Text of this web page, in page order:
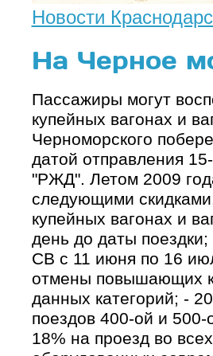
Новости
На Черное
Пассажиры могут
купейных вагонах и
Черноморского
датой отправления
"РЖД". Летом 2009
следующими
купейных вагонах и
день до даты
СВ с 11 июня по 16
отмены повышающих
данных категорий; -
поездов 400-ой и
18% на проезд во